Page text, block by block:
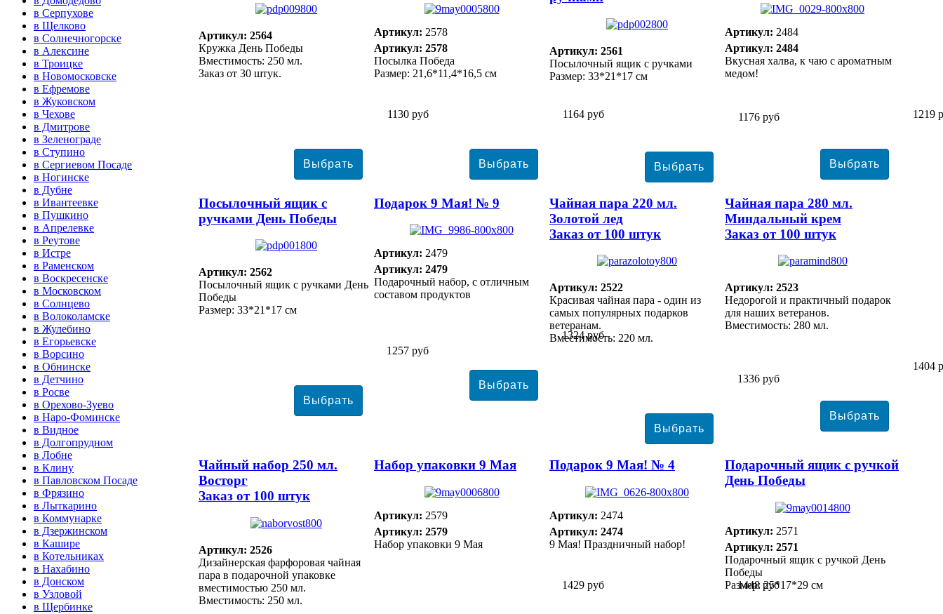
Артикул: 2564
Кружка День Победы
Вместимость: 250 мл.
Заказ от 30 штук.
1130 руб
Артикул: 2578
Артикул: 2578
Посылка Победа
Размер: 21,6*11,4*16,5 см
1164 руб
Артикул: 2561
Посылочный ящик с ручками
Размер: 33*21*17 см
1176 руб
Артикул: 2484
Артикул: 2484
Вкусная халва, к чаю с ароматным
медом!
1219
Посылочный ящик с
ручками День Победы
Артикул: 2562
Посылочный ящик с ручками День
Победы
Размер: 33*21*17 см
1257 руб
Подарок 9 Мая! № 9
Артикул: 2479
Артикул: 2479
Подарочный набор, с отличным
составом продуктов
1324 руб
Чайная пара 220 мл.
Золотой лед
Заказ от 100 штук
Артикул: 2522
Красивая чайная пара - один из
самых популярных подарков
ветеранам.
Вместимость: 220 мл.
1336 руб
Чайная пара 280 мл.
Миндальный крем
Заказ от 100 штук
Артикул: 2523
Недорогой и практичный подарок
для наших ветеранов.
Вместимость: 280 мл.
1404
Чайный набор 250 мл.
Восторг
Заказ от 100 штук
Артикул: 2526
Дизайнерская фарфоровая чайная
пара в подарочной упаковке
вместимостью 250 мл.
Вместимость: 250 мл.
Набор упаковки 9 Мая
Артикул: 2579
Артикул: 2579
Набор упаковки 9 Мая
1429 руб
Подарок 9 Мая! № 4
Артикул: 2474
Артикул: 2474
9 Мая! Праздничный набор!
1448 руб
Подарочный ящик с ручкой
День Победы
Артикул: 2571
Артикул: 2571
Подарочный ящик с ручкой День
Победы
Размер: 25*17*29 см
в Серпухове
в Щелково
в Солнечногорске
в Алексине
в Троицке
в Новомосковске
в Ефремове
в Жуковском
в Чехове
в Дмитрове
в Зеленограде
в Ступино
в Сергиевом Посаде
в Ногинске
в Дубне
в Ивантеевке
в Пушкино
в Апрелевке
в Реутове
в Истре
в Раменском
в Воскресенске
в Московском
в Солнцево
в Волоколамске
в Жулебино
в Егорьевске
в Ворсино
в Обнинске
в Детчино
в Росве
в Орехово-Зуево
в Наро-Фоминске
в Видное
в Долгопрудном
в Лобне
в Клину
в Павловском Посаде
в Фрязино
в Лыткарино
в Коммунарке
в Дзержинском
в Кашире
в Котельниках
в Нахабино
в Донском
в Узловой
в Щербинке